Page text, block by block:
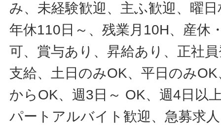
み、未経験歓迎、主ふ歓迎、曜
年休110日～、残業月10H、産休
可、賞与あり、昇給あり、正社
支給、土日のみOK、平日のみ
からOK、週3日～ OK、週4日以
パートアルバイト歓迎、急募求